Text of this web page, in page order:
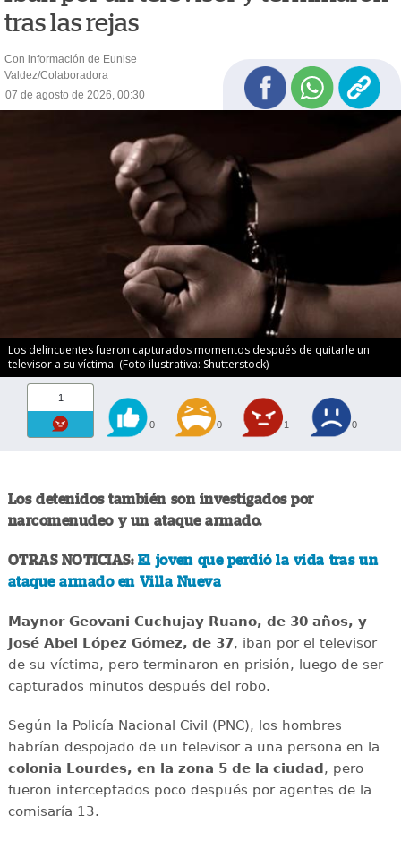
tras las rejas
Con información de Eunise
Valdez/Colaboradora
07 de agosto de 2026, 00:30
Los delincuentes fueron capturados momentos después de quitarle un
televisor a su víctima. (Foto ilustrativa: Shutterstock)
1
0 0 1 0
Los detenidos también son investigados por
narcomenudeo y un ataque armado.
OTRAS NOTICIAS: El joven que perdió la vida tras un
ataque armado en Villa Nueva
Maynor Geovani Cuchujay Ruano, de 30 años, y
José Abel López Gómez, de 37, iban por el televisor
de su víctima, pero terminaron en prisión, luego de ser
capturados minutos después del robo.
Según la Policía Nacional Civil (PNC), los hombres
habrían despojado de un televisor a una persona en la
colonia Lourdes, en la zona 5 de la ciudad, pero
fueron interceptados poco después por agentes de la
comisaría 13.